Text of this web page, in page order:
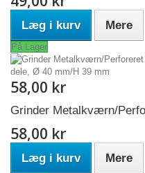
Læg i kurv Mere
På Lager
58,00 kr
Grinder Metalkværn/
58,00 kr
Læg i kurv Mere